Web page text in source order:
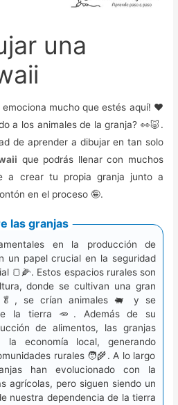
una
emociona mucho que estés aquí! ❤️️
a los animales de la granja? 👀🐷.
de aprender a dibujar en tan solo
que podrás llenar con muchos
a crear tu propia granja junto a
en el proceso 🤪.
las granjas
en la producción de
un papel crucial en la seguridad
🍞🌽. Estos espacios rurales son
donde se cultivan una gran
🥬, se crían animales 🐖 y se
la tierra 🥕. Además de su
de alimentos, las granjas
la economía local, generando
rurales 🧑‍🌾. A lo largo
han evolucionado con la
agrícolas, pero siguen siendo un
nuestra dependencia de la tierra